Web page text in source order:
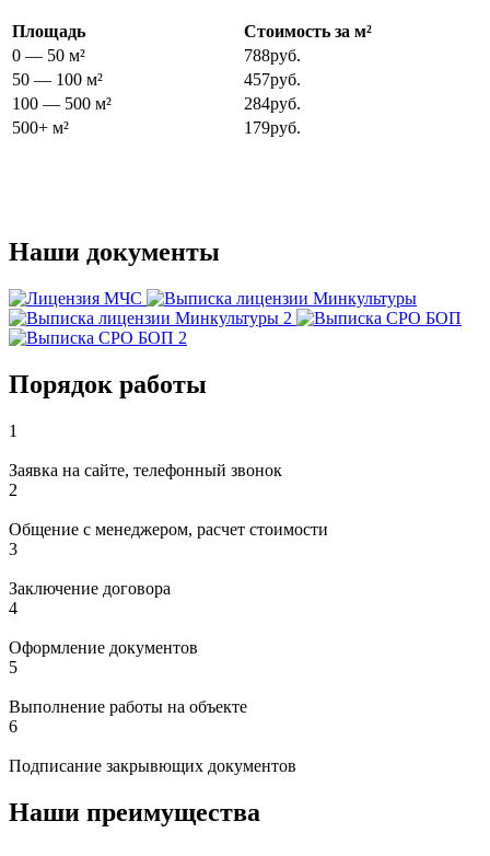
Площадь
Стоимость за м²
0 — 50 м²
788руб.
50 — 100 м²
457руб.
100 — 500 м²
284руб.
500+ м²
179руб.
Наши документы
Порядок работы
1
Заявка на сайте, телефонный звонок
2
Общение с менеджером, расчет стоимости
3
Заключение договора
4
Оформление документов
5
Выполнение работы на объекте
6
Подписание закрывющих документов
Наши преимущества